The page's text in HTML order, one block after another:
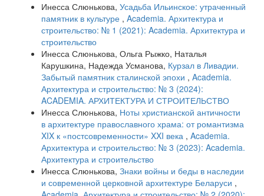
Инесса Слюнькова, Усадьба Ильинское: утраченный
памятник в культуре , Academia. Архитектура и
строительство: № 1 (2021): Academia. Архитектура и
строительство
Инесса Слюнькова, Ольга Рыжко, Наталья
Карушкина, Надежда Усманова, Курзал в Ливадии.
Забытый памятник сталинской эпохи , Academia.
Архитектура и строительство: № 3 (2024):
ACADEMIA. АРХИТЕКТУРА И СТРОИТЕЛЬСТВО
Инесса Слюнькова, Ноты христианской античности
в архитектуре православного храма: от романтизма
XIX к «постсовременности» XXI века , Academia.
Архитектура и строительство: № 3 (2023): Academia.
Архитектура и строительство
Инесса Слюнькова, Знаки войны и беды в наследии
и современной церковной архитектуре Беларуси ,